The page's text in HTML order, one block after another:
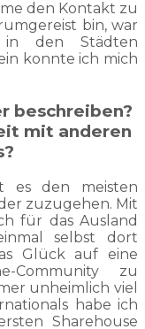
den Kontakt zu
bin, war
in den Städten
konnte ich mich
beschreiben?
mit anderen
es den meisten
zuzugehen. Mit
für das Ausland
selbst dort
Glück auf eine
Community zu
unheimlich viel
habe ich
Sharehouse